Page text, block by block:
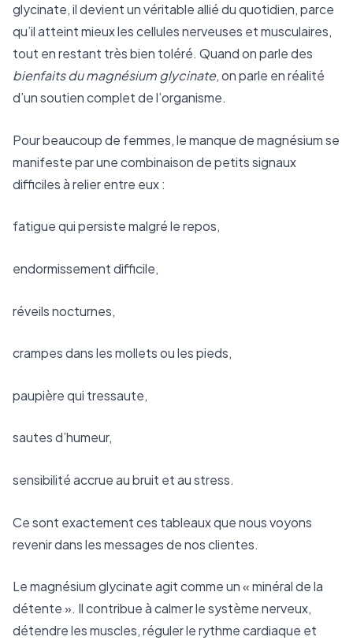
glycinate, il devient un véritable allié du quotidien, parce
qu’il atteint mieux les cellules nerveuses et musculaires,
tout en restant très bien toléré. Quand on parle des
bienfaits du magnésium glycinate, on parle en réalité
d’un soutien complet de l’organisme.
Pour beaucoup de femmes, le manque de magnésium se
manifeste par une combinaison de petits signaux
difficiles à relier entre eux :
fatigue qui persiste malgré le repos,
endormissement difficile,
réveils nocturnes,
crampes dans les mollets ou les pieds,
paupière qui tressaute,
sautes d’humeur,
sensibilité accrue au bruit et au stress.
Ce sont exactement ces tableaux que nous voyons
revenir dans les messages de nos clientes.
Le magnésium glycinate agit comme un « minéral de la
détente ». Il contribue à calmer le système nerveux,
détendre les muscles, réguler le rythme cardiaque et